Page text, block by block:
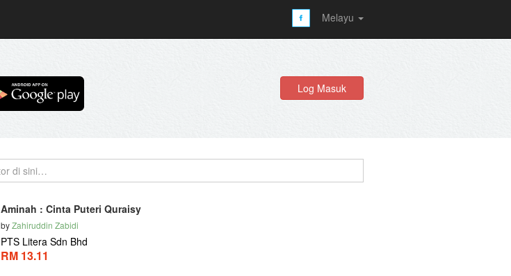
Melayu
Log Masuk
Aminah : Cinta Puteri Quraisy
byZahiruddin Zabidi
PTS Litera Sdn Bhd
RM 13.11